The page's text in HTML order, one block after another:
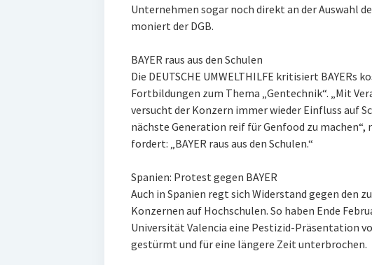
Unternehmen sogar noch direkt an der Auswahl
moniert der DGB.
BAYER raus aus den Schulen
Die DEUTSCHE UMWELTHILFE kritisiert BAYERs
Fortbildungen zum Thema „Gentechnik“. „Mit
versucht der Konzern immer wieder Einfluss auf
nächste Generation reif für Genfood zu machen“,
fordert: „BAYER raus aus den Schulen.“
Spanien: Protest gegen BAYER
Auch in Spanien regt sich Widerstand gegen den
Konzernen auf Hochschulen. So haben Ende
Universität Valencia eine Pestizid-Präsentation
gestürmt und für eine längere Zeit unterbrochen.